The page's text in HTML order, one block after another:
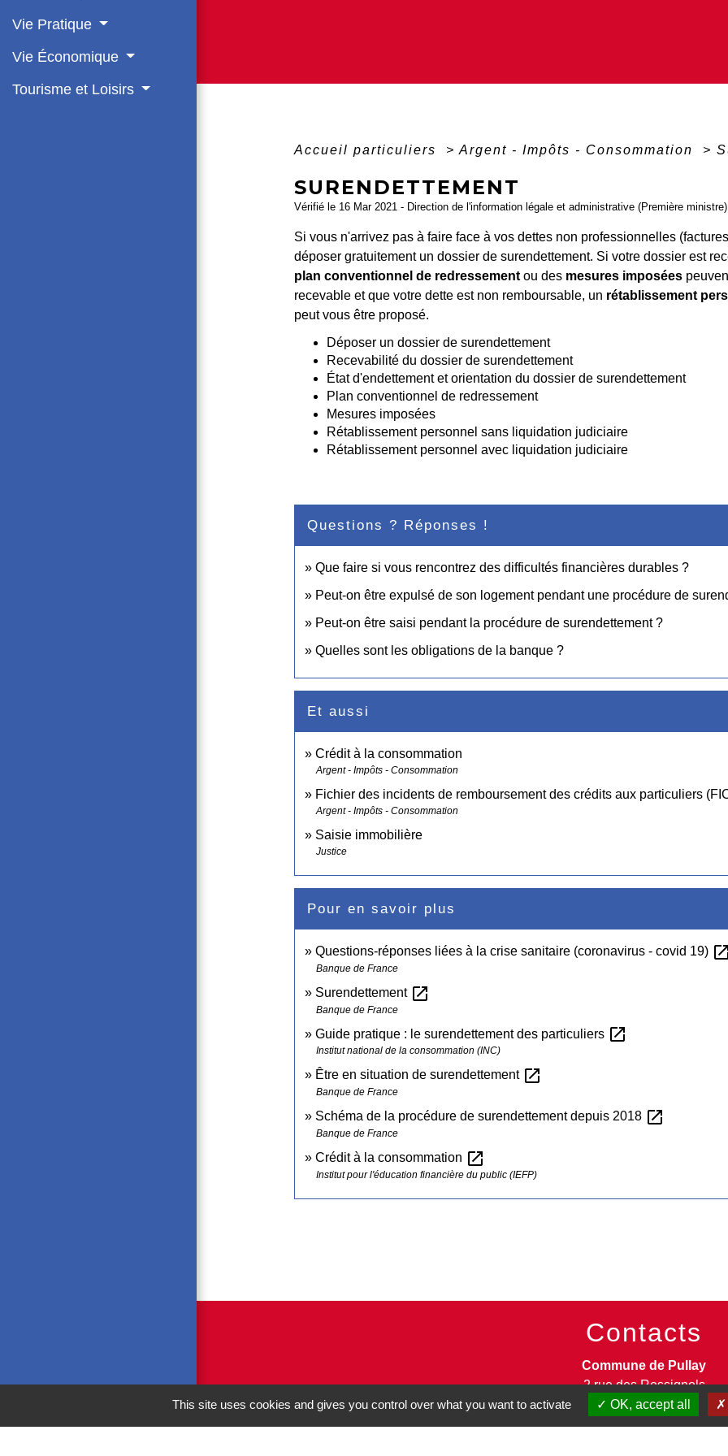
Vie Pratique
Vie Économique
Tourisme et Loisirs
Accueil particuliers > Argent - Impôts - Consommation >
SURENDETTEMENT
Vérifié le 16 Mar 2021 - Direction de l'information légale et administrative (Première ministre)
Si vous n'arrivez pas à faire face à vos dettes non professionnelles
déposer gratuitement un dossier de surendettement. Si votre dossier est
plan conventionnel de redressementou des mesures imposées
recevable et que votre dette est non remboursable, un rétablissement
peut vous être proposé.
Déposer un dossier de surendettement
Recevabilité du dossier de surendettement
État d'endettement et orientation du dossier de surendettement
Plan conventionnel de redressement
Mesures imposées
Rétablissement personnel sans liquidation judiciaire
Rétablissement personnel avec liquidation judiciaire
Questions ? Réponses !
Que faire si vous rencontrez des difficultés financières durables ?
Peut-on être expulsé de son logement pendant une procédure de
Peut-on être saisi pendant la procédure de surendettement ?
Quelles sont les obligations de la banque ?
Et aussi
Crédit à la consommation
Argent - Impôts - Consommation
Fichier des incidents de remboursement des crédits aux particuliers
Argent - Impôts - Consommation
Saisie immobilière
Justice
Pour en savoir plus
Questions-réponses liées à la crise sanitaire (coronavirus - covid 19) open_in_new
Banque de France
Surendettement open_in_new
Banque de France
Guide pratique : le surendettement des particuliers open_in_new
Institut national de la consommation (INC)
Être en situation de surendettement open_in_new
Banque de France
Schéma de la procédure de surendettement depuis 2018 open_in_new
Banque de France
Crédit à la consommation open_in_new
Institut pour l'éducation financière du public (IEFP)
Contacts
Commune de Pullay
2 rue des Rossignols
27130 Pullay - FRANCE
+33 2 32 32 18 58
This site uses cookies and gives you control over what you want to activate OK, accept all